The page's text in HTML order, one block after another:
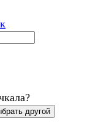
другой